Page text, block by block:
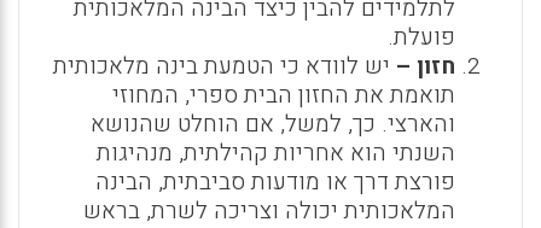
לתלמידים להבין כיצד הבינה המלאכותית
פועלת.
חזון – יש לוודא כי הטמעת בינה מלאכותית
תואמת את החזון הבית ספרי, המחוזי
והארצי. כך, למשל, אם הוחלט שהנושא
השנתי הוא אחריות קהילתית, מנהיגות
פורצת דרך או מודעות סביבתית, הבינה
המלאכותית יכולה וצריכה לשרת, בראש